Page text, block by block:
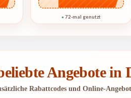
● 72-mal genutzt
Angebote in
Rabattcodes und Online-